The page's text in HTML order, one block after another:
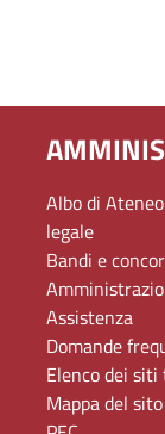
Albo di
legale
Bandi e
Assistenza
Domande
Elenco dei
Mappa del sito